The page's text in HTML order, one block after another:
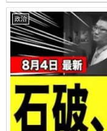
政治